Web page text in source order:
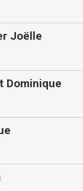
Joëlle
Dominique